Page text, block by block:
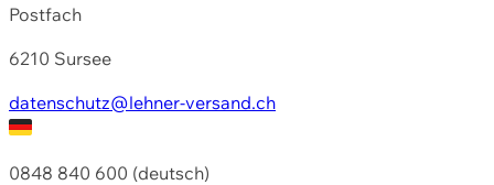
Postfach
6210 Sursee
datenschutz@lehner-versand.ch
0848 840 600 (deutsch)